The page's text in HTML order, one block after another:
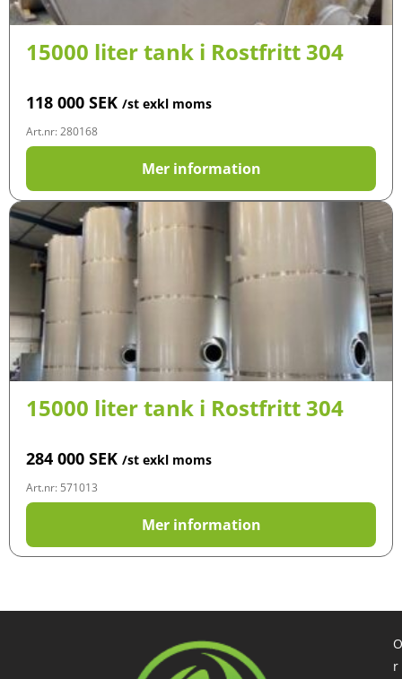
15000 liter tank i Rostfritt 304
118 000 SEK /st exkl moms
Art.nr: 280168
Mer information
15000 liter tank i Rostfritt 304
284 000 SEK /st exkl moms
Art.nr: 571013
Mer information
O
r